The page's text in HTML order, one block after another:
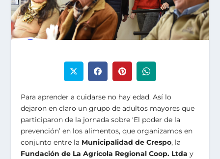
Para aprender a cuidarse no hay edad. Así lo
dejaron en claro un grupo de adultos mayores que
participaron de la jornada sobre ‘El poder de la
prevención’ en los alimentos, que organizamos en
conjunto entre la Municipalidad de Crespo, la
Fundación de La Agrícola Regional Coop. Ltda y